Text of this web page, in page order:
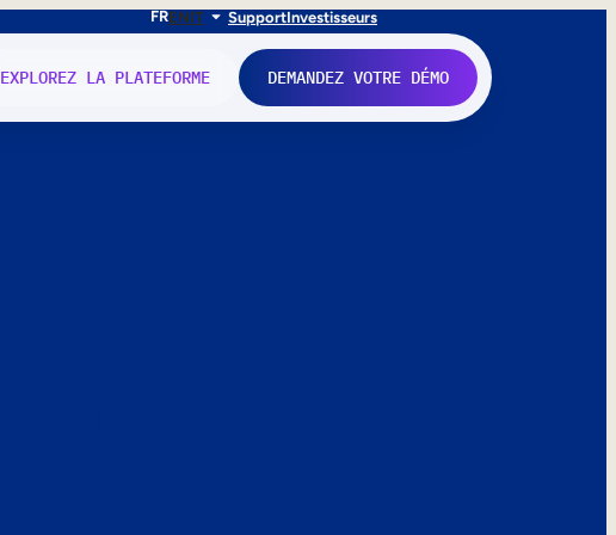
FRENIT SupportInvestisseurs
EXPLOREZ LA PLATEFORME DEMANDEZ VOTRE DÉMO